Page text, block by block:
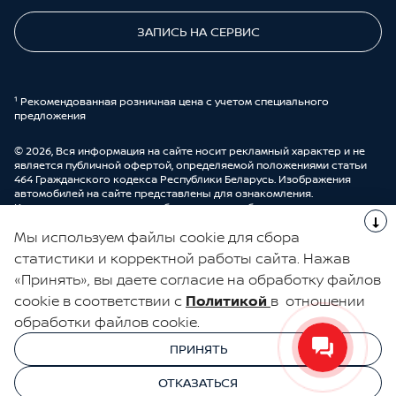
ЗАПИСЬ НА СЕРВИС
¹ Рекомендованная розничная цена с учетом специального
предложения
© 2026, Вся информация на сайте носит рекламный характер и не
является публичной офертой, определяемой положениями статьи
464 Гражданского кодекса Республики Беларусь. Изображения
автомобилей на сайте представлены для ознакомления.
Комплектации и цены могут быть изменены без предварительного
автоцентре ООО “ДрайвМоторс”.
ЭЛЕКТРОННАЯ КНИГА ОТЗЫВОВ
© 2026, УНП 191111259
ООО "ДрайвМоторс"
УНП 191111259 ООО "ДрайвМоторс"
Мы используем файлы cookie для сбора
статистики и корректной работы сайта. Нажав
«Принять», вы даете согласие на обработку файлов
cookie в соответствии с Политикой в отношении
обработки файлов cookie.
ПРИНЯТЬ
ОТКАЗАТЬСЯ